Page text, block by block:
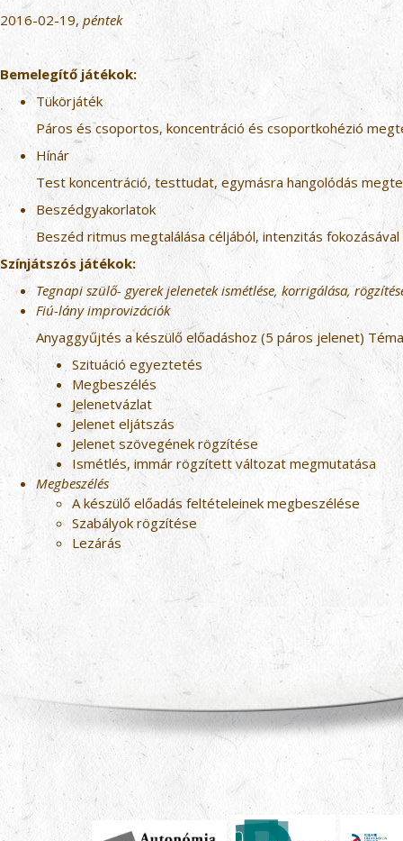
2016-02-19, péntek
Bemelegítő játékok:
Tükörjáték
Páros és csoportos, koncentráció és csoportkohézió
Hínár
Test koncentráció, testtudat, egymásra hangolódás
Beszédgyakorlatok
Beszéd ritmus megtalálása céljából, intenzitás fokozásával
Színjátszós játékok:
Tegnapi szülő- gyerek jelenetek ismétlése, korrigálása,
Fiú-lány improvizációk
Anyaggyűjtés a készülő előadáshoz (5 páros jelenet)
Szituáció egyeztetés
Megbeszélés
Jelenetvázlat
Jelenet eljátszás
Jelenet szövegének rögzítése
Ismétlés, immár rögzített változat megmutatása
Megbeszélés
A készülő előadás feltételeinek megbeszélése
Szabályok rögzítése
Lezárás